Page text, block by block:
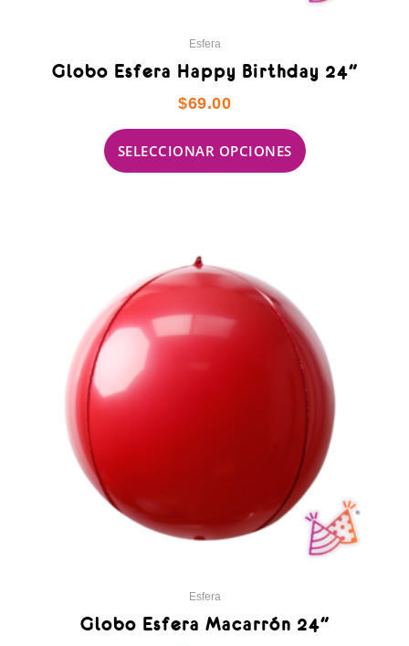
Esfera
Globo Esfera Happy Birthday 24″
$69.00
SELECCIONAR OPCIONES
Esfera
Globo Esfera Macarrón 24″
Las
opciones
se
pueden
la
página
de
producto